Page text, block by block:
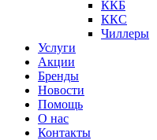
ККБ
ККС
Чиллеры
Услуги
Акции
Бренды
Новости
Помощь
О нас
Контакты